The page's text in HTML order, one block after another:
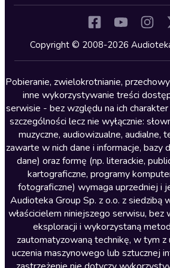
Kryminały
Lektury szkolne
Literatura anglojęzyczna
Literatura faktu
Literatura obyczajowa
Literatura piękna obca
Literatura piękna polska
Nagrania relaksacyjne
Nauka języków
Nauki humanistyczne
Podcasty i audycje
Polityka
Copyright © 2008-2026
Pobieranie, zwielokrotnianie,
inne wykorzystywanie treści
serwisie - bez względu na ich
szczególności lecz nie wyłącznie:
muzyczne, audiowizualne, audialne,
zawarte w nich dane i informacje, bazy
dane) oraz formę (np. literackie,
kartograficzne, programy
fotograficzne) wymaga uprzedniej i
Audioteka Group Sp. z o.o. z siedzibą
właścicielem niniejszego serwisu, bez
eksploracji i wykorzystaną
zautomatyzowaną technikę, w tym z
uczenia maszynowego lub sztucznej